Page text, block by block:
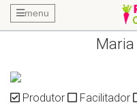
menu
Maria
Produtor Facilitador